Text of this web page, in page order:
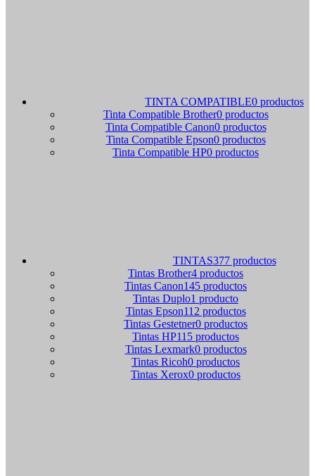
TINTA COMPATIBLE0 productos
Tinta Compatible Brother0 productos
Tinta Compatible Canon0 productos
Tinta Compatible Epson0 productos
Tinta Compatible HP0 productos
TINTAS377 productos
Tintas Brother4 productos
Tintas Canon145 productos
Tintas Duplo1 producto
Tintas Epson112 productos
Tintas Gestetner0 productos
Tintas HP115 productos
Tintas Lexmark0 productos
Tintas Ricoh0 productos
Tintas Xerox0 productos